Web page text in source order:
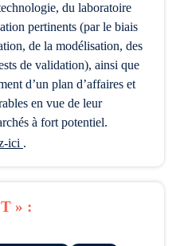
du laboratoire
pertinents (par le biais
de la modélisation, des
de validation), ainsi que
d’un plan d’affaires et
en vue de leur
à fort potentiel.
ici .
» :